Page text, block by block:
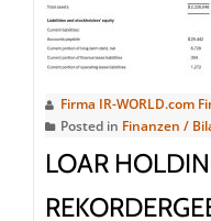
Firma IR-WORLD.com
Posted in Finanzen /
LOAR